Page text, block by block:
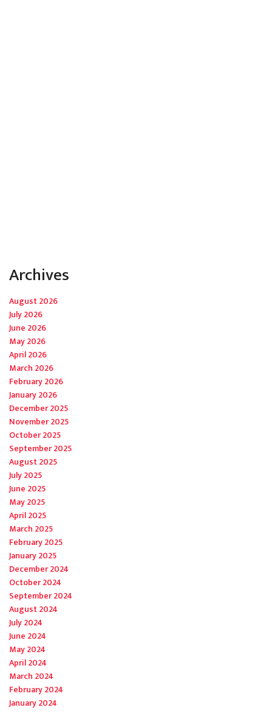
Archives
August 2026
July 2026
June 2026
May 2026
April 2026
March 2026
February 2026
January 2026
December 2025
November 2025
October 2025
September 2025
August 2025
July 2025
June 2025
May 2025
April 2025
March 2025
February 2025
January 2025
December 2024
October 2024
September 2024
August 2024
July 2024
June 2024
May 2024
April 2024
March 2024
February 2024
January 2024